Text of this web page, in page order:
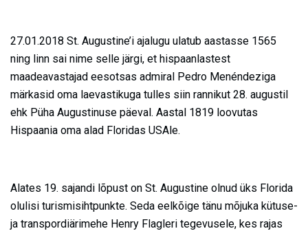
27.01.2018 St. Augustine’i ajalugu ulatub aastasse 1565
ning linn sai nime selle järgi, et hispaanlastest
maadeavastajad eesotsas admiral Pedro Menéndeziga
märkasid oma laevastikuga tulles siin rannikut 28. augustil
ehk Püha Augustinuse päeval. Aastal 1819 loovutas
Hispaania oma alad Floridas USAle.
Alates 19. sajandi lõpust on St. Augustine olnud üks Florida
olulisi turismisihtpunkte. Seda eelkõige tänu mõjuka kütuse-
ja transpordiärimehe Henry Flagleri tegevusele, kes rajas